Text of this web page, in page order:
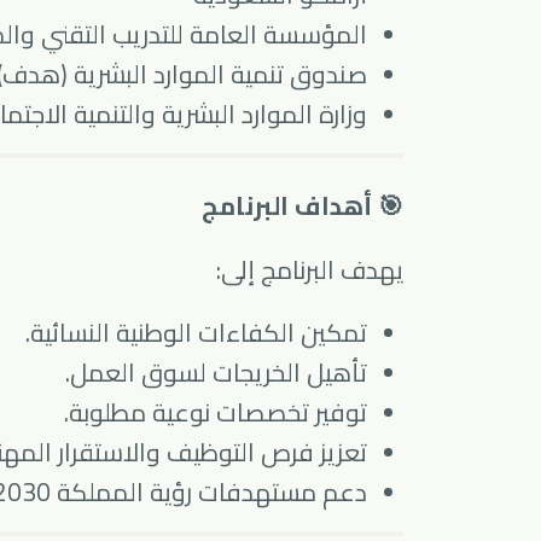
المؤسسة العامة للتدريب التقني
صندوق تنمية الموارد البشرية
وزارة الموارد البشرية والتنمية
🎯 أهداف البرنامج
يهدف البرنامج إلى:
تمكين الكفاءات الوطنية النسائية.
تأهيل الخريجات لسوق العمل.
توفير تخصصات نوعية مطلوبة.
تعزيز فرص التوظيف والاستقرار
دعم مستهدفات رؤية المملكة 2030.